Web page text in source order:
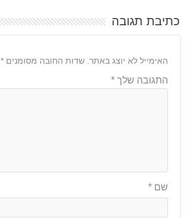
כתיבת תגובה
האימייל לא יוצג באתר. שדות החובה מסומנים *
התגובה שלך *
שם *